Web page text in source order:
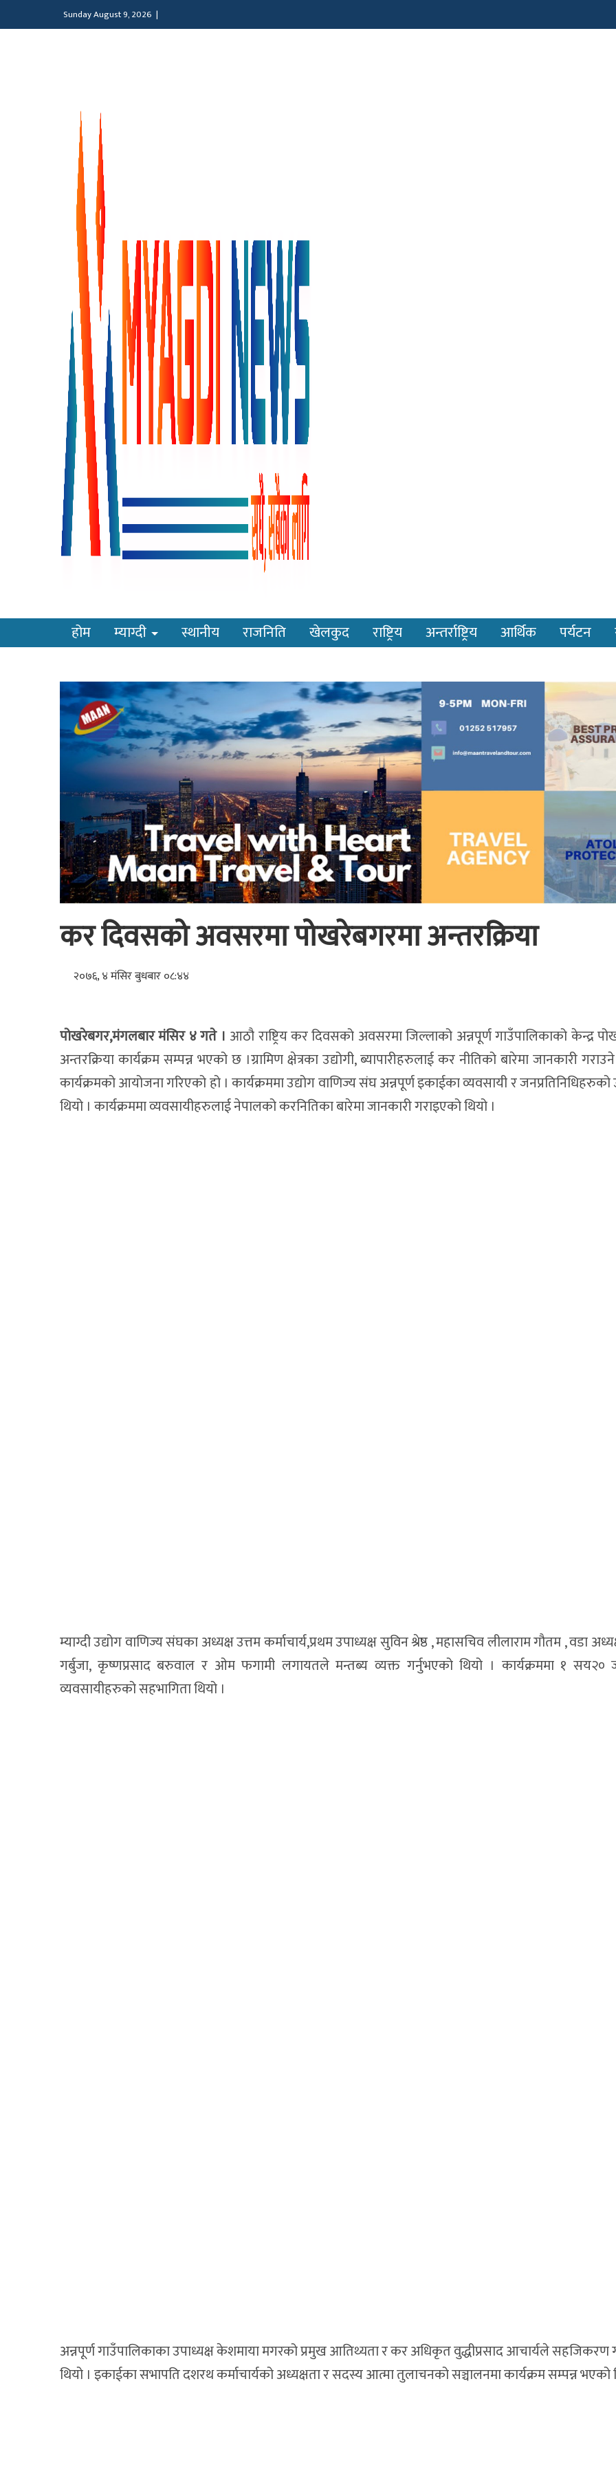
Sunday August 9, 2026 |
होम म्याग्दी स्थानीय राजनिति खेलकुद राष्ट्रिय अन्तर्राष्ट्रिय आर्थिक पर्यटन
कर दिवसको अवसरमा पोखरेबगरमा अन्तरक्रिया
२०७६, ४ मंसिर बुधबार ०८:४४
पोखरेबगर,मंगलबार मंसिर ४ गते । आठौ राष्ट्रिय कर दिवसको अवसरमा जिल्लाको अन्नपूर्ण गाउँपालिकाको केन्द्र
अन्तरक्रिया कार्यक्रम सम्पन्न भएको छ ।ग्रामिण क्षेत्रका उद्योगी, ब्यापारीहरुलाई कर नीतिको बारेमा जानकारी
कार्यक्रमको आयोजना गरिएको हो । कार्यक्रममा उद्योग वाणिज्य संघ अन्नपूर्ण इकाईका व्यवसायी र जनप्रतिनिधिहरुको
थियो । कार्यक्रममा व्यवसायीहरुलाई नेपालको करनितिका बारेमा जानकारी गराइएको थियो ।
म्याग्दी उद्योग वाणिज्य संघका अध्यक्ष उत्तम कर्माचार्य,प्रथम उपाध्यक्ष सुविन श्रेष्ठ , महासचिव लीलाराम गौतम , वडा
गर्बुजा, कृष्णप्रसाद बरुवाल र ओम फगामी लगायतले मन्तब्य व्यक्त गर्नुभएको थियो । कार्यक्रममा १ सय२०
व्यवसायीहरुको सहभागिता थियो ।
अन्नपूर्ण गाउँपालिकाका उपाध्यक्ष केशमाया मगरको प्रमुख आतिथ्यता र कर अधिकृत वुद्धीप्रसाद आचार्यले सहजिकरण
थियो । इकाईका सभापति दशरथ कर्माचार्यको अध्यक्षता र सदस्य आत्मा तुलाचनको सञ्चालनमा कार्यक्रम सम्पन्न भएको